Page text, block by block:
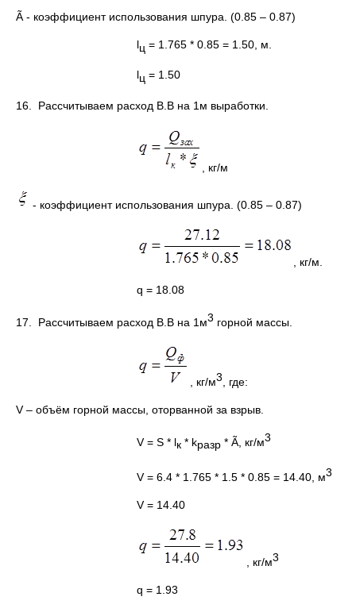
Ã - коэффициент использования шпура. (0.85 – 0.87)
lц = 1.765 * 0.85 = 1.50, м.
lц = 1.50
16. Рассчитываем расход В.В на 1м выработки.
, кг/м
- коэффициент использования шпура. (0.85 – 0.87)
, кг/м.
q = 18.08
17. Рассчитываем расход В.В на 1м3 горной массы.
, кг/м3 , где:
V – объём горной массы, оторванной за взрыв.
V = S * lк * kразр * Ã, кг/м3
V = 6.4 * 1.765 * 1.5 * 0.85 = 14.40, м3
V = 14.40
, кг/м3
q = 1.93